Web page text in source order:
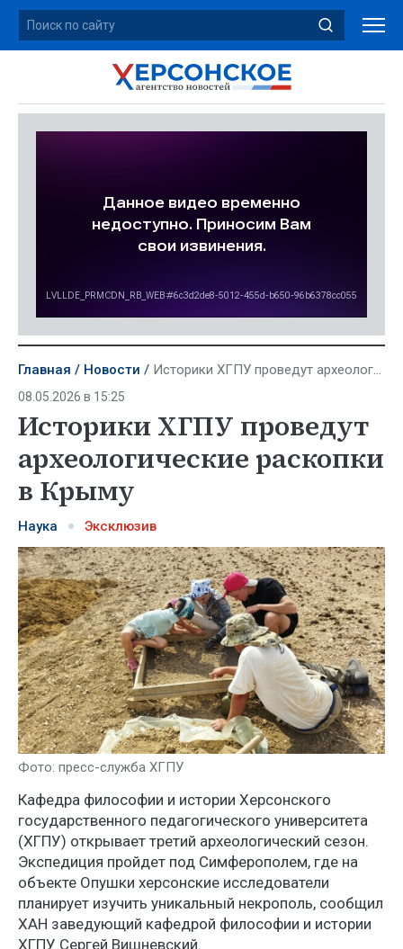
Главная Новости Историки ХГПУ проведут археологические раскопки в Крыму
08.05.2026 в 15:25
Историки ХГПУ проведут
археологические раскопки
в Крыму
Наука Эксклюзив
Фото: пресс-служба ХГПУ
Кафедра философии и истории Херсонского
государственного педагогического университета
(ХГПУ) открывает третий археологический сезон.
Экспедиция пройдет под Симферополем, где на
объекте Опушки херсонские исследователи
планирует изучить уникальный некрополь, сообщил
ХАН заведующий кафедрой философии и истории
ХГПУ Сергей Вишневский.